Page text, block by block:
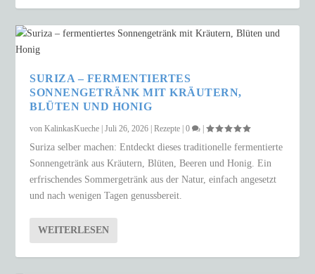
SURIZA – FERMENTIERTES
SONNENGETRÄNK MIT KRÄUTERN,
BLÜTEN UND HONIG
vonKalinkasKueche |Juli 26, 2026 |Rezepte |0 |
Suriza selber machen: Entdeckt dieses traditionelle fermentierte
Sonnengetränk aus Kräutern, Blüten, Beeren und Honig. Ein
erfrischendes Sommergetränk aus der Natur, einfach angesetzt
und nach wenigen Tagen genussbereit.
WEITERLESEN